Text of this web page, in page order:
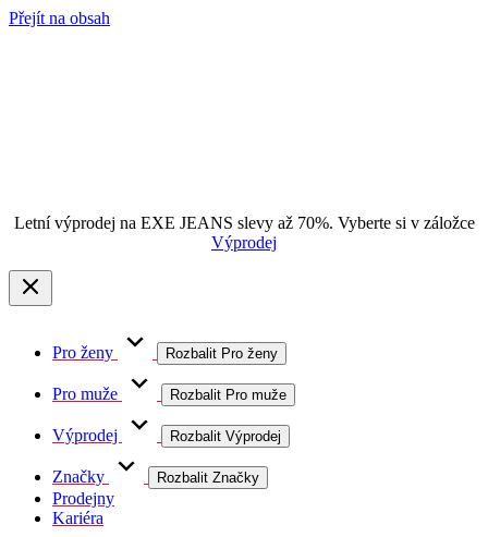
Přejít na obsah
Letní výprodej na EXE JEANS slevy až 70%. Vyberte si v záložce
Výprodej
Pro ženy Rozbalit Pro ženy
Pro muže Rozbalit Pro muže
Výprodej Rozbalit Výprodej
Značky Rozbalit Značky
Prodejny
Kariéra